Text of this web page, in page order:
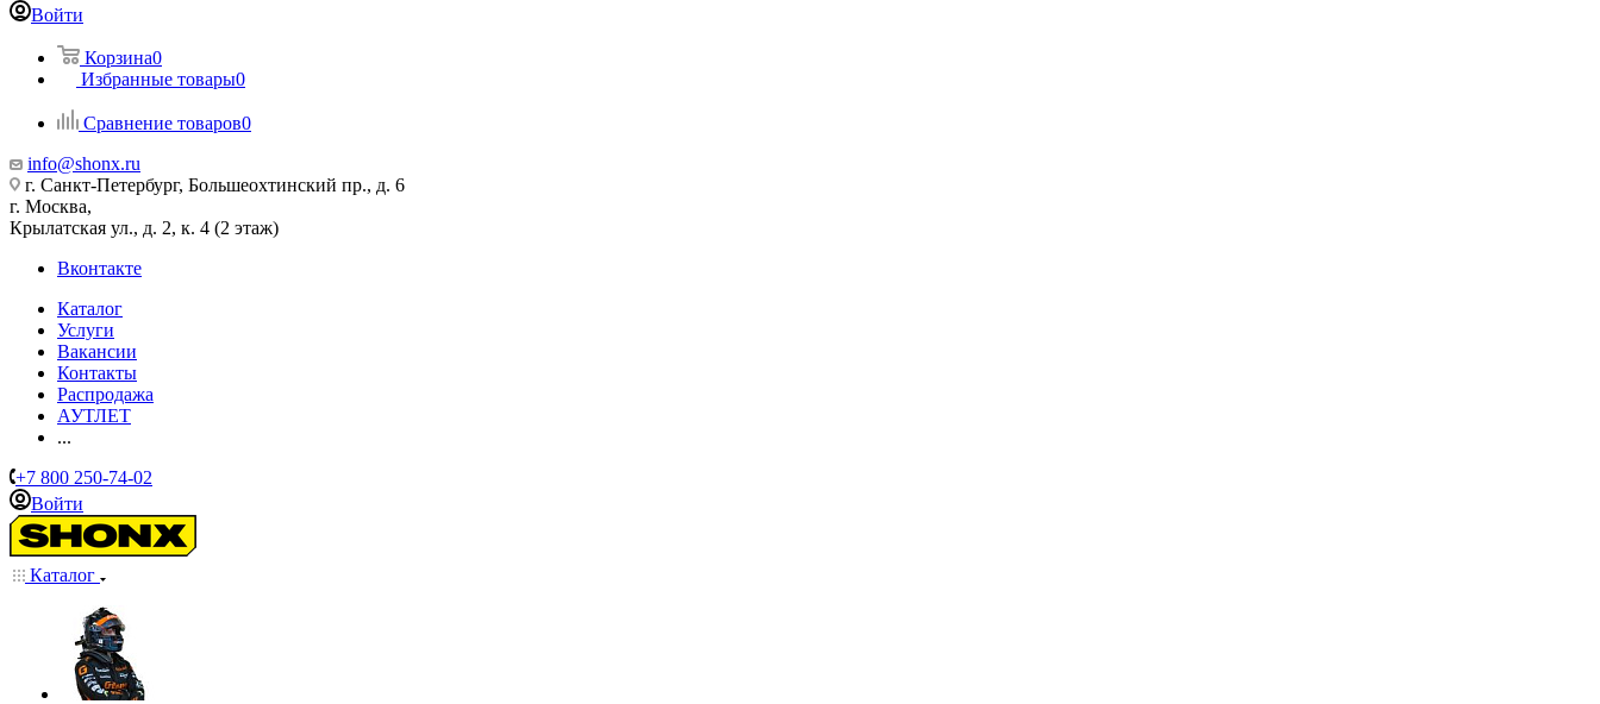
Войти
Корзина0
Избранные товары0
Сравнение товаров0
info@shonx.ru
г. Санкт-Петербург, Большеохтинский пр., д. 6
г. Москва,
Крылатская ул., д. 2, к. 4 (2 этаж)
Вконтакте
Каталог
Услуги
Вакансии
Контакты
Распродажа
АУТЛЕТ
...
+7 800 250-74-02
Войти
Каталог